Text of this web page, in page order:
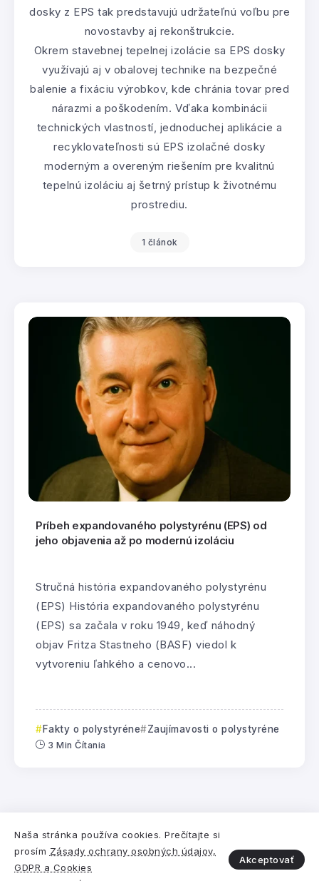
dosky z EPS tak predstavujú udržateľnú voľbu pre
novostavby aj rekonštrukcie.
Okrem stavebnej tepelnej izolácie sa EPS dosky
využívajú aj v obalovej technike na bezpečné
balenie a fixáciu výrobkov, kde chránia tovar pred
nárazmi a poškodením. Vďaka kombinácii
technických vlastností, jednoduchej aplikácie a
recyklovateľnosti sú EPS izolačné dosky
moderným a overeným riešením pre kvalitnú
tepelnú izoláciu aj šetrný prístup k životnému
prostrediu.
1 článok
Príbeh expandovaného polystyrénu (EPS) od
jeho objavenia až po modernú izoláciu
Stručná história expandovaného polystyrénu
(EPS) História expandovaného polystyrénu
(EPS) sa začala v roku 1949, keď náhodný
objav Fritza Stastneho (BASF) viedol k
vytvoreniu ľahkého a cenovo...
Fakty o polystyréne Zaujímavosti o polystyréne
3 Min Čítania
PreZdruženie EPS SRvytvorilaDigitálna a
marketingová agentúra Webiano.
Naša stránka používa cookies. Prečítajte si
prosím Zásady ochrany osobných údajov,
GDPR a Cookies
Akceptovať